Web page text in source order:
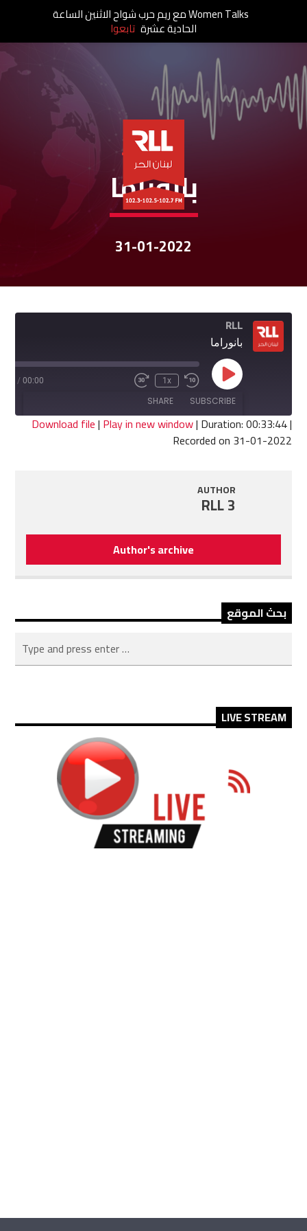
نشرات الأخبار
بانوراما
31-01-2022
RLL
بانوراما
Play
Episode
Rewind
10
Seconds
1x
Fast
seconds
00:00
/
SUBSCRIBE
SHARE
SHARE
Download file| Play in new window| Duration: 00:33:44|
Recorded on 31-01-2022
AUTHOR
RLL 3
Author's archive
بحث الموقع
LIVE STREAM
Women Talks مع ريم حرب شواح الاثنين الساعة
الحادية عشرة تابعوا